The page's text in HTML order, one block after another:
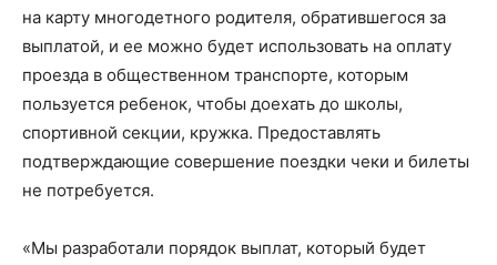
на карту многодетного родителя, обратившегося за
выплатой, и ее можно будет использовать на оплату
проезда в общественном транспорте, которым
пользуется ребенок, чтобы доехать до школы,
спортивной секции, кружка. Предоставлять
подтверждающие совершение поездки чеки и билеты
не потребуется.
«Мы разработали порядок выплат, который будет